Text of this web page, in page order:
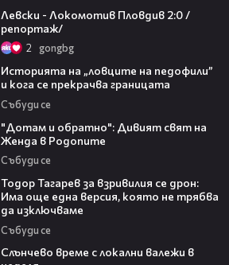
Левски - Локомотив Пловдив 2:0 /
репортаж/
2 gongbg
Историята на „ловците на педофили”
и кога се прекрачва границата
Събуди се
"Дотам и обратно": Дивият свят на
Женда в Родопите
Събуди се
Тодор Тагарев за взривилия се дрон:
Има още една версия, която не трябва
да изключваме
Събуди се
Слънчево време с локални валежи в